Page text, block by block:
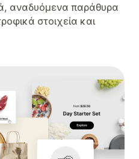
αναδυόμενα παράθυρα
στοιχεία και